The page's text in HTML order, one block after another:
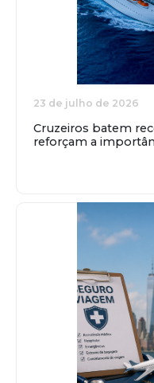
23 de julho de 2026
Cruzeiros batem
reforçam a